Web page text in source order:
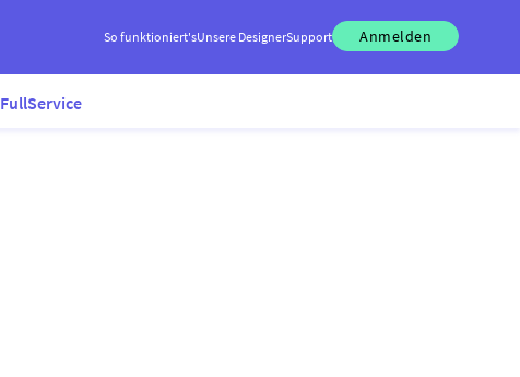
So funktioniert'sUnsere DesignerSupport Anmelden
FullService